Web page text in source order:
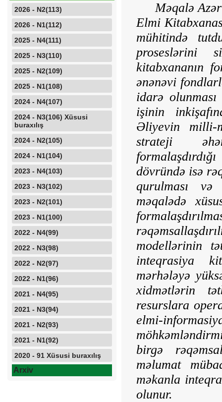
2026 - N2(113)
2026 - N1(112)
2025 - N4(111)
2025 - N3(110)
2025 - N2(109)
2025 - N1(108)
2024 - N4(107)
2024 - N3(106) Xüsusi
buraxılış
2024 - N2(105)
2024 - N1(104)
2023 - N4(103)
2023 - N3(102)
2023 - N2(101)
2023 - N1(100)
2022 - N4(99)
2022 - N3(98)
2022 - N2(97)
2022 - N1(96)
2021 - N4(95)
2021 - N3(94)
2021 - N2(93)
2021 - N1(92)
2020 - 91 Xüsusi buraxılış
Arxiv
Məqalə
Elmi
mühitində
proseslərini
kitabxananın
ən­ənəvi
idarə
işinin
Əliyevin milli-
strateji
dövründə isə
qurulması
məqalədə
modellərinin
inteqrasiya
mərhələyə
xidmətlərin
resurslara
elmi-
birgə
məlumat
məkanla
olunur.